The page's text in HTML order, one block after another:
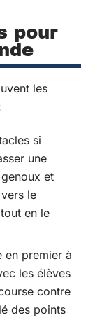
pour
les
si
une
et
le
en le
en premier à
les élèves
contre
des points